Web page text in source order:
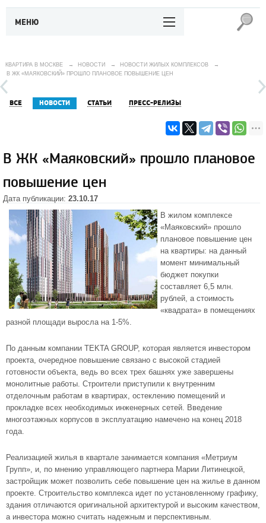
МЕНЮ
КВАРТИРА В МОСКВЕ → НОВОСТИ → НОВОСТИ ЖИЛЫХ КОМПЛЕКСОВ
→
В ЖК «МАЯКОВСКИЙ» ПРОШЛО ПЛАНОВОЕ ПОВЫШЕНИЕ ЦЕН
ВСЕ НОВОСТИ СТАТЬИ ПРЕСС-РЕЛИЗЫ
В ЖК «Маяковский» прошло плановое
повышение цен
Дата публикации: 23.10.17
В жилом комплексе
«Маяковский» прошло
плановое повышение цен
на квартиры: на данный
момент минимальный
бюджет покупки
составляет 6,5 млн.
рублей, а стоимость
«квадрата» в помещениях
разной площади выросла на 1-5%.
По данным компании TEKTA GROUP, которая является инвестором
проекта, очередное повышение связано с высокой стадией
готовности объекта, ведь во всех трех башнях уже завершены
монолитные работы. Строители приступили к внутренним
отделочным работам в квартирах, остеклению помещений и
прокладке всех необходимых инженерных сетей. Введение
многоэтажных корпусов в эксплуатацию намечено на конец 2018
года.
Реализацией жилья в квартале занимается компания «Метриум
Групп», и, по мнению управляющего партнера Марии Литинецкой,
застройщик может позволить себе повышение цен на жилье в данном
проекте. Строительство комплекса идет по установленному графику,
здания отличаются оригинальной архитектурой и высоким качеством,
а инвестора можно считать надежным и перспективным.